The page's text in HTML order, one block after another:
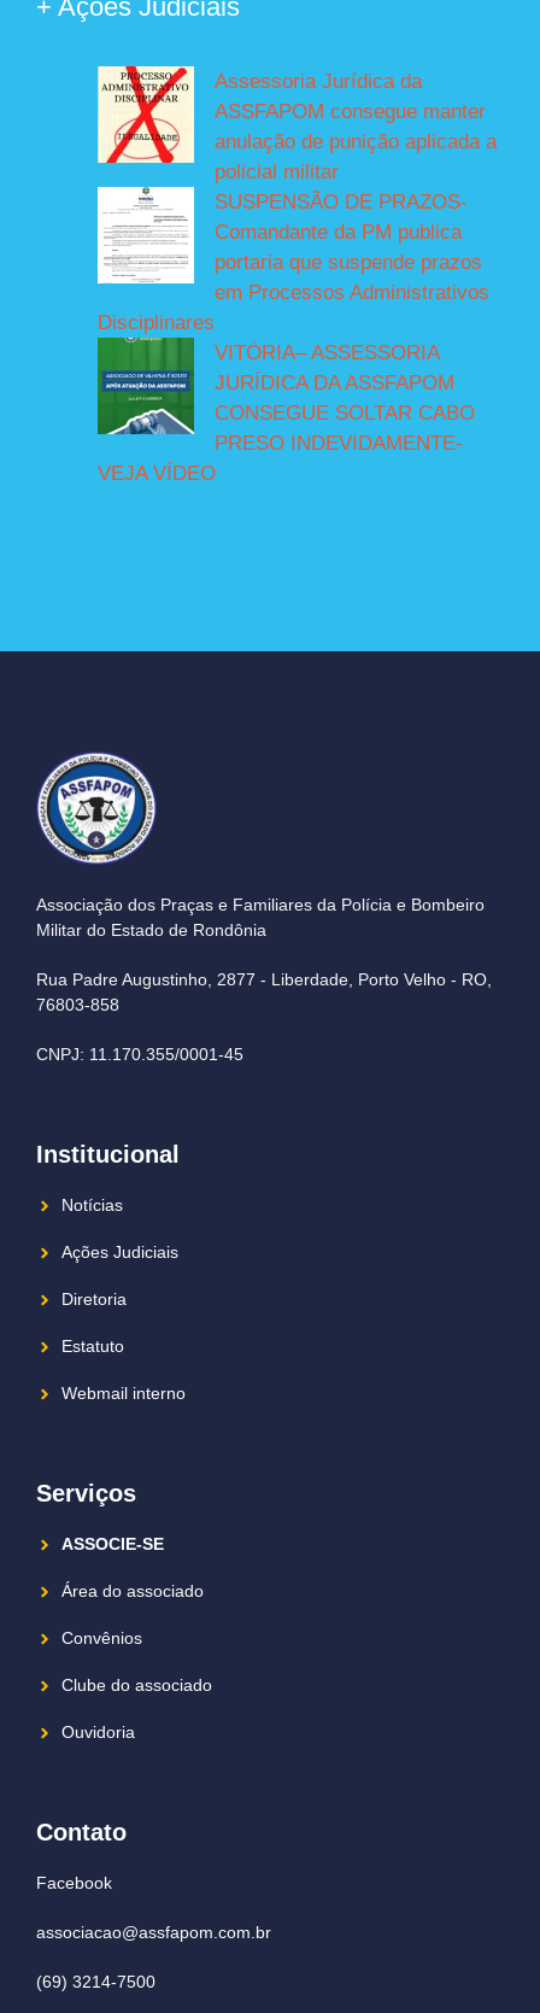
+ Ações Judiciais
Assessoria Jurídica da
ASSFAPOM consegue manter
anulação de punição aplicada a
policial militar
SUSPENSÃO DE PRAZOS-
Comandante da PM publica
portaria que suspende prazos
em Processos Administrativos
Disciplinares
VITÓRIA– ASSESSORIA
JURÍDICA DA ASSFAPOM
CONSEGUE SOLTAR CABO
PRESO INDEVIDAMENTE-
VEJA VÍDEO
Associação dos Praças e Familiares da Polícia e Bombeiro
Militar do Estado de Rondônia
Rua Padre Augustinho, 2877 - Liberdade, Porto Velho - RO,
76803-858
CNPJ: 11.170.355/0001-45
Institucional
Notícias
Ações Judiciais
Diretoria
Estatuto
Webmail interno
Serviços
ASSOCIE-SE
Área do associado
Convênios
Clube do associado
Ouvidoria
Contato
Facebook
associacao@assfapom.com.br
(69) 3214-7500